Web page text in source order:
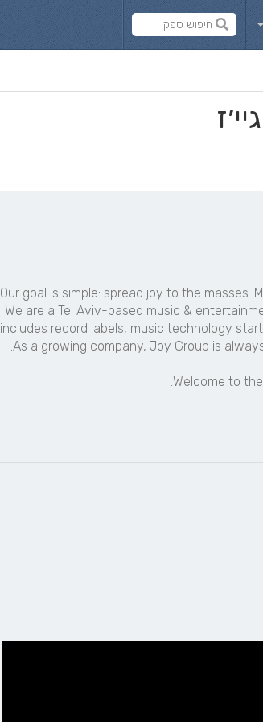
Our goal is simple: spread joy to the
We are a Tel Aviv-based music &
includes record labels, music technology